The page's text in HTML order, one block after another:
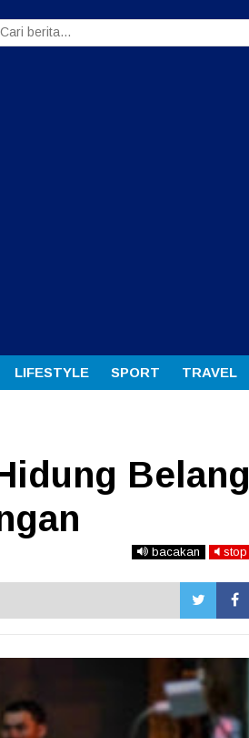
LIFESTYLE SPORT TRAVEL
Belang
bacakan stop